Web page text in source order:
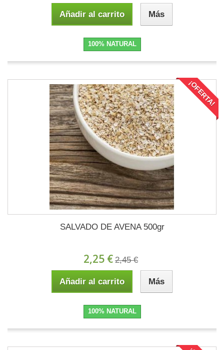
Añadir al carrito Más
100% NATURAL
¡OFERTA!
SALVADO DE AVENA 500gr
2,25 € 2,45 €
Añadir al carrito Más
100% NATURAL